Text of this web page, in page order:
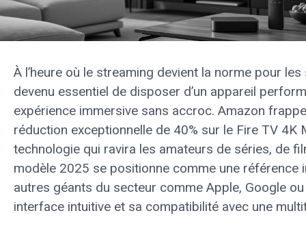
À l’heure où le streaming devient la norme pour
devenu essentiel de disposer d’un appareil
expérience immersive sans accroc. Amazon
réduction exceptionnelle de 40% sur le Fire TV 4K
technologie qui ravira les amateurs de séries, de
modèle 2025 se positionne comme une référence
autres géants du secteur comme Apple, Google
interface intuitive et sa compatibilité avec une